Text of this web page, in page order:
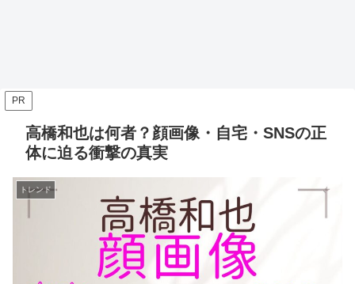
PR
高橋和也は何者？顔画像・自宅・SNSの正
体に迫る衝撃の真実
トレンド